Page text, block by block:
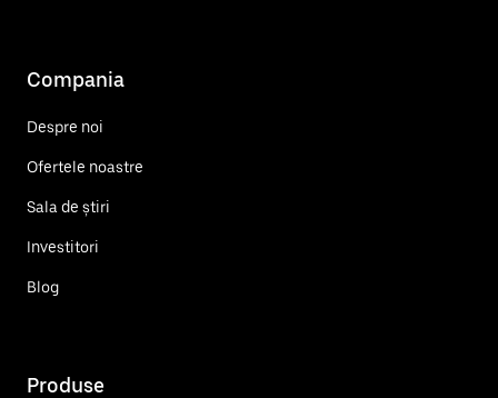
Compania
Despre noi
Ofertele noastre
Sala de știri
Investitori
Blog
Produse